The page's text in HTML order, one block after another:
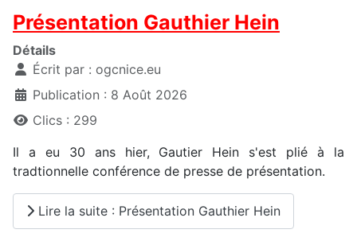
Présentation Gauthier Hein
Détails
Écrit par : ogcnice.eu
Publication : 8 Août 2026
Clics : 299
Il a eu 30 ans hier, Gautier Hein s'est plié à la
tradtionnelle conférence de presse de présentation.
Lire la suite : Présentation Gauthier Hein